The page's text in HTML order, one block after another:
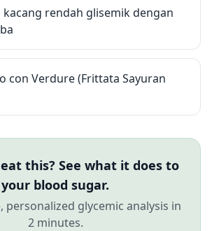
kacang rendah glisemik dengan
con Verdure (Frittata Sayuran
this? See what it does to
your blood sugar.
personalized glycemic analysis in
2 minutes.